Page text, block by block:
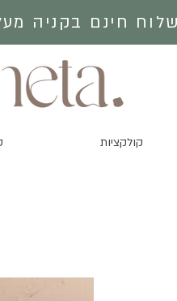
חינם בקניה מעל 399
קולקציות